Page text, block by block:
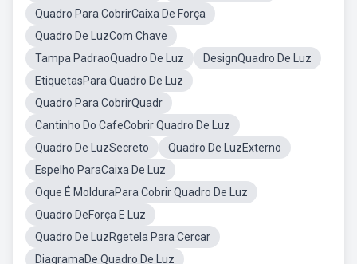
Quadro Para CobrirCaixa De Força
Quadro De LuzCom Chave
Tampa PadraoQuadro De Luz
DesignQuadro De Luz
EtiquetasPara Quadro De Luz
Quadro Para CobrirQuadr
Cantinho Do CafeCobrir Quadro De Luz
Quadro De LuzSecreto
Quadro De LuzExterno
Espelho ParaCaixa De Luz
Oque É MolduraPara Cobrir Quadro De Luz
Quadro DeForça E Luz
Quadro De LuzRgetela Para Cercar
DiagramaDe Quadro De Luz